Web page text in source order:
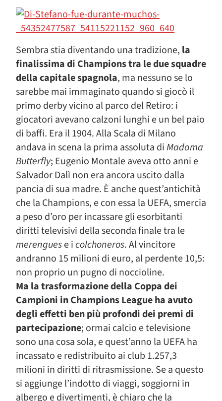
Sembra stia diventando una tradizione, la
finalissima di Champions tra le due squadre
della capitale spagnola, ma nessuno se lo
sarebbe mai immaginato quando si giocò il
primo derby vicino al parco del Retiro: i
giocatori avevano calzoni lunghi e un bel paio
di baffi. Era il 1904. Alla Scala di Milano
andava in scena la prima assoluta diMadama
Butterfly; Eugenio Montale aveva otto anni e
Salvador Dalì non era ancora uscito dalla
pancia di sua madre. È anche quest’antichità
che la Champions, e con essa la UEFA, smercia
a peso d’oro per incassare gli esorbitanti
diritti televisivi della seconda finale tra le
merenguese icolchoneros. Al vincitore
andranno 15 milioni di euro, al perdente 10,5:
non proprio un pugno di noccioline.
Ma la trasformazione della Coppa dei
Campioni in Champions League ha avuto
degli effetti ben più profondi dei premi di
partecipazione; ormai calcio e televisione
sono una cosa sola, e quest’anno la UEFA ha
incassato e redistribuito ai club 1.257,3
milioni in diritti di ritrasmissione. Se a questo
si aggiunge l’indotto di viaggi, soggiorni in
albergo e divertimenti, è chiaro che la